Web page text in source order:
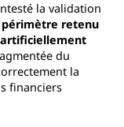
la validation
périmètre retenu
du
la
financiers